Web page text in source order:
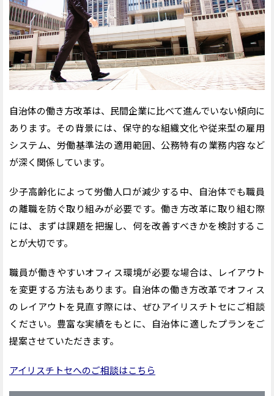
自治体の働き方改革は、民間企業に比べて進んでいない傾向に
あります。その背景には、保守的な組織文化や従来型の雇用
システム、労働基準法の適用範囲、公務特有の業務内容など
が深く関係しています。
少子高齢化によって労働人口が減少する中、自治体でも職員
の離職を防ぐ取り組みが必要です。働き方改革に取り組む際
には、まずは課題を把握し、何を改善すべきかを検討するこ
とが大切です。
職員が働きやすいオフィス環境が必要な場合は、レイアウト
を変更する方法もあります。自治体の働き方改革でオフィス
のレイアウトを見直す際には、ぜひアイリスチトセにご相談
ください。豊富な実績をもとに、自治体に適したプランをご
提案させていただきます。
アイリスチトセへのご相談はこちら